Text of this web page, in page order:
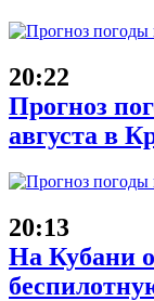
20:22
Прогноз
августа в
20:13
На Кубани